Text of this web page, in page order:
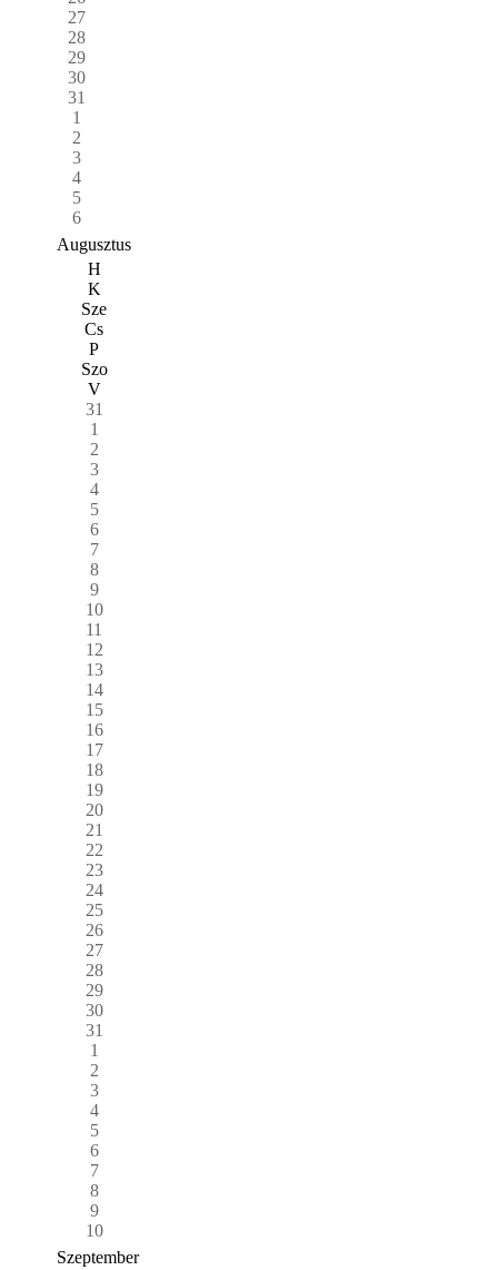
27
28
29
30
31
1
2
3
4
5
6
Augusztus
H
K
Sze
Cs
P
Szo
V
31
1
2
3
4
5
6
7
8
9
10
11
12
13
14
15
16
17
18
19
20
21
22
23
24
25
26
27
28
29
30
31
1
2
3
4
5
6
7
8
9
10
Szeptember